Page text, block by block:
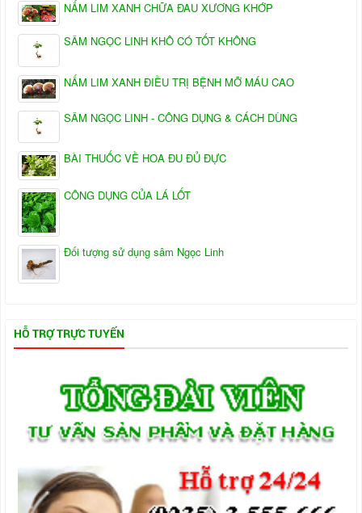
NẤM LIM XANH CHỮA ĐAU XƯƠNG KHỚP
SÂM NGỌC LINH KHÔ CÓ TỐT KHÔNG
NẤM LIM XANH ĐIỀU TRỊ BỆNH MỠ MÁU CAO
SÂM NGỌC LINH - CÔNG DỤNG & CÁCH DÙNG
BÀI THUỐC VỀ HOA ĐU ĐỦ ĐỰC
CÔNG DỤNG CỦA LÁ LỐT
Đối tượng sử dụng sâm Ngọc Linh
HỖ TRỢ TRỰC TUYẾN